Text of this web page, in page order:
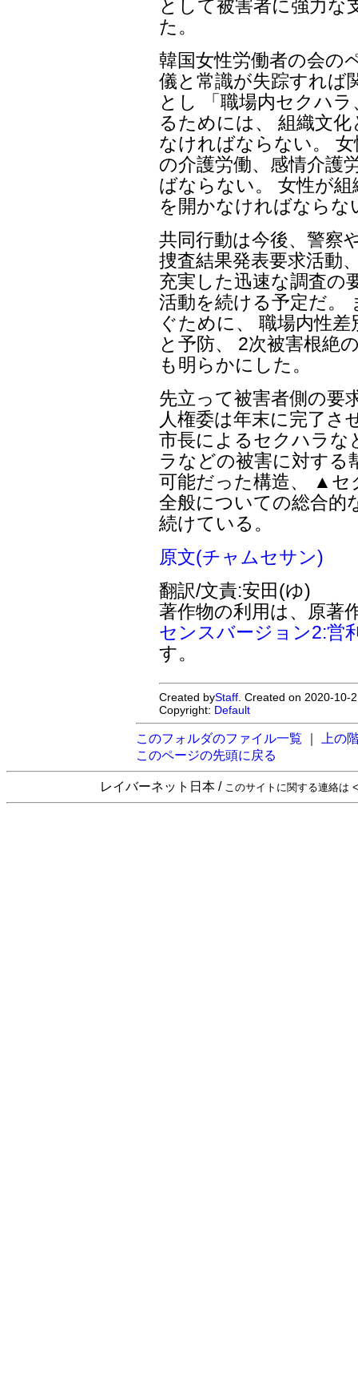
として被害者に強力な
た。
韓国女性労働者の会の
儀と常識が失踪すれば
とし 「職場内セクハ
るためには、 組織文
なければならない。
の介護労働、感情介護
ばならない。 女性が
を開かなければならな
共同行動は今後、警察
捜査結果発表要求活動
充実した迅速な調査の
活動を続ける予定だ。
ぐために、 職場内性
と予防、 2次被害根絶
も明らかにした。
先立って被害者側の要
人権委は年末に完了
市長によるセクハラ
ラなどの被害に対する
可能だった構造、 ▲セ
全般についての総合的
続けている。
原文(チャムセサン)
翻訳/文責:安田(ゆ)
著作物の利用は、原著
センスバージョン2:営
す。
Created byStaff. Created on 2020-10-
Copyright: Default
このフォルダのファイル一覧
上の
このページの先頭に戻る
レイバーネット日本 / このサイトに関する連絡は